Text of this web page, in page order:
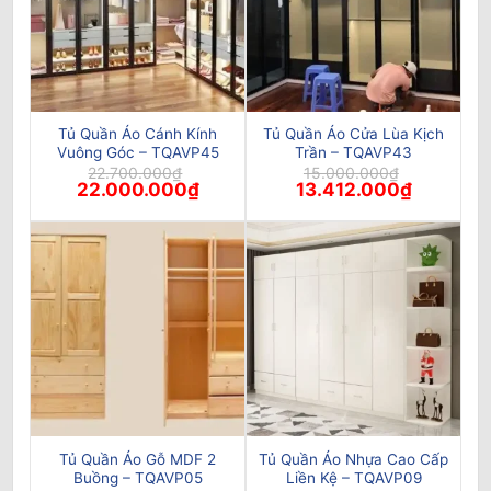
Tủ Quần Áo Cánh Kính
Vuông Góc – TQAVP45
22.700.000₫
Giá
gốc
là:
22.700.000₫.
22.000.000₫Giá
hiện
tại
là:
22.000.000₫.
Tủ Quần Áo Cửa Lùa Kịch
Trần – TQAVP43
15.000.000₫
Giá
gốc
là:
15.000.000₫.
13.412.000₫Giá
hiện
tại
là:
Tủ Quần Áo Gỗ MDF 2
Buồng – TQAVP05
Tủ Quần Áo Nhựa Cao Cấp
Liền Kệ – TQAVP09